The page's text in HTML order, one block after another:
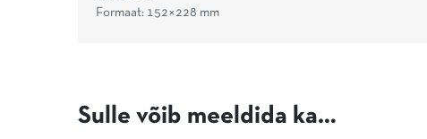
Formaat: 152×228 mm
Sulle võib meeldida ka…